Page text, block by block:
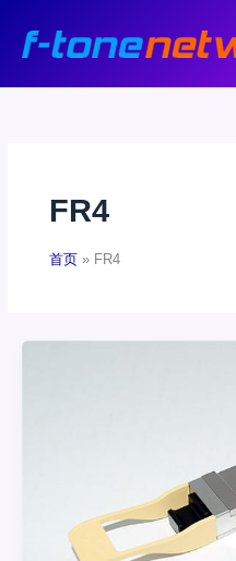
FR4
首页 FR4